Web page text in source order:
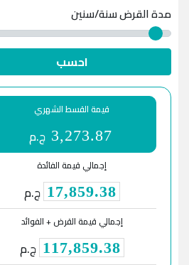
مدة القرضسنة/سنين
احسب
قيمة القسط الشهري
3,273.87 ج.م
إجمالي قيمة الفائدة
17,859.38 ج.م
إجمالي قيمة القرض + الفوائد
117,859.38 ج.م